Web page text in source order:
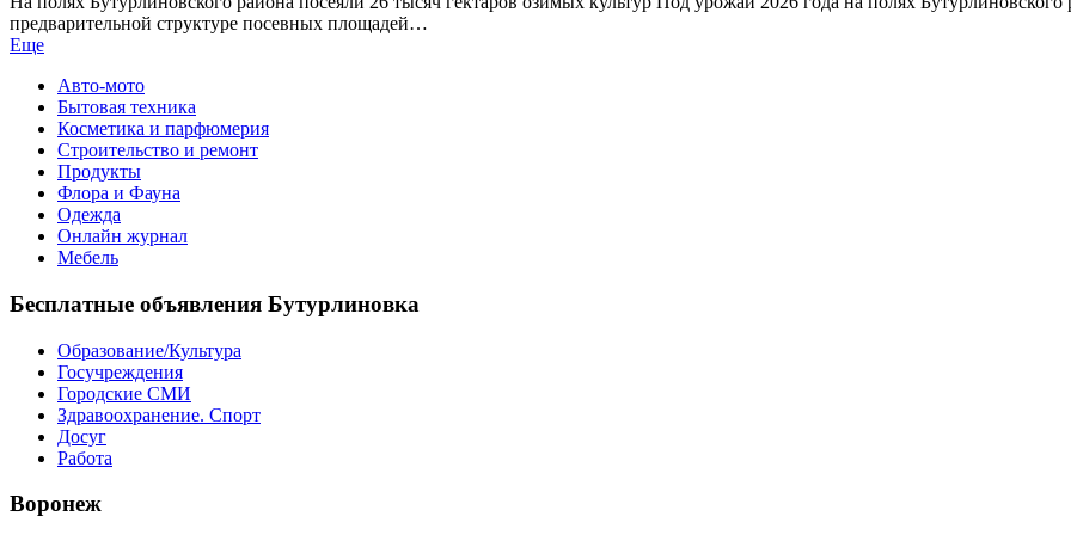
предварительной структуре посевных площадей…
Еще
Авто-мото
Бытовая техника
Косметика и парфюмерия
Строительство и ремонт
Продукты
Флора и Фауна
Одежда
Онлайн журнал
Мебель
Бесплатные объявления Бутурлиновка
Образование/Культура
Госучреждения
Городские СМИ
Здравоохранение. Спорт
Досуг
Работа
Воронеж